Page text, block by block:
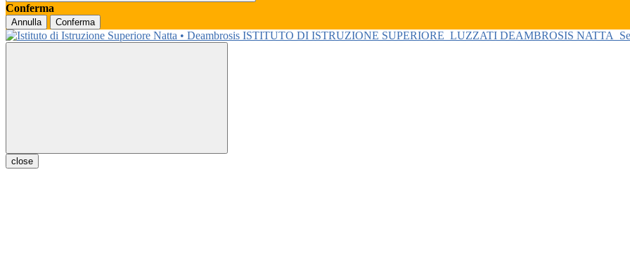
Conferma
Annulla Conferma
ISTITUTO DI ISTRUZIONE SUPERIORE LUZZATI DEAMBROSIS NATTA
close